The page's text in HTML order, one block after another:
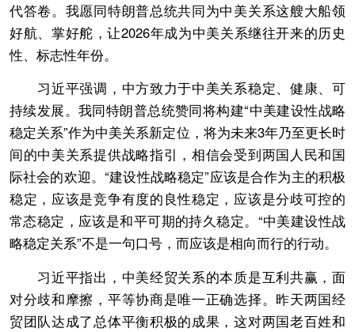
代答卷。我愿同特朗普总统共同为中美关系这艘大船领
好航、掌好舵，让2026年成为中美关系继往开来的历史
性、标志性年份。
习近平强调，中方致力于中美关系稳定、健康、可
持续发展。我同特朗普总统赞同将构建“中美建设性战略
稳定关系”作为中美关系新定位，将为未来3年乃至更长时
间的中美关系提供战略指引，相信会受到两国人民和国
际社会的欢迎。“建设性战略稳定”应该是合作为主的积极
稳定，应该是竞争有度的良性稳定，应该是分歧可控的
常态稳定，应该是和平可期的持久稳定。“中美建设性战
略稳定关系”不是一句口号，而应该是相向而行的行动。
习近平指出，中美经贸关系的本质是互利共赢，面
对分歧和摩擦，平等协商是唯一正确选择。昨天两国经
贸团队达成了总体平衡积极的成果，这对两国老百姓和